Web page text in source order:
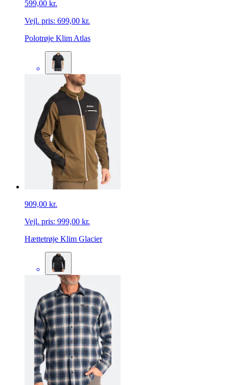
599,00 kr.
Vejl. pris: 699,00 kr.
Polotrøje Klim Atlas
909,00 kr.
Vejl. pris: 999,00 kr.
Hættetrøje Klim Glacier